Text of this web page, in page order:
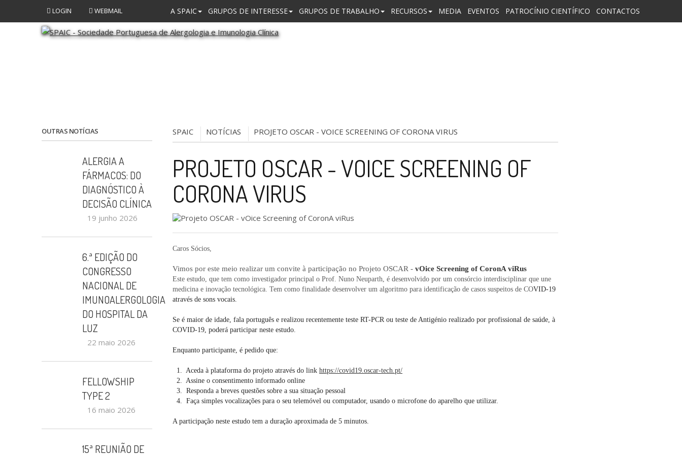
A SPAIC GRUPOS DE INTERESSE GRUPOS DE TRABALHO RECURSOS MEDIA EVENTOS PATROCÍNIO CIENTÍFICO CONTACTOS
LOGIN WEBMAIL
OUTRAS NOTÍCIAS
ALERGIA A
FÁRMACOS: DO
DIAGNÓSTICO À
DECISÃO CLÍNICA
19 junho 2026
6.ª EDIÇÃO DO
CONGRESSO
NACIONAL DE
IMUNOALERGOLOGIA
DO HOSPITAL DA
LUZ
22 maio 2026
FELLOWSHIP
TYPE 2
16 maio 2026
15ª REUNIÃO DE
SPAIC NOTÍCIAS PROJETO OSCAR - VOICE SCREENING OF CORONA VIRUS
PROJETO OSCAR - VOICE SCREENING OF
CORONA VIRUS
Caros Sócios,
Vimos por este meio realizar um convite à participação no Projeto OSCAR - vOice Screening of CoronA viRus
Este estudo, que tem como investigador principal o Prof. Nuno Neuparth, é desenvolvido por um consórcio interdisciplinar que une
medicina e inovação tecnológica. Tem como finalidade desenvolver um algoritmo para identificação de casos suspeitos de COVID-19
através de sons vocais.
Se é maior de idade, fala português e realizou recentemente teste RT-PCR ou teste de Antigénio realizado por profissional de saúde, à
COVID-19, poderá participar neste estudo.
Enquanto participante, é pedido que:
1. Aceda à plataforma do projeto através do link https://covid19.oscar-tech.pt/
2. Assine o consentimento informado online
3. Responda a breves questões sobre a sua situação pessoal
4. Faça simples vocalizações para o seu telemóvel ou computador, usando o microfone do aparelho que utilizar.
A participação neste estudo tem a duração aproximada de 5 minutos.